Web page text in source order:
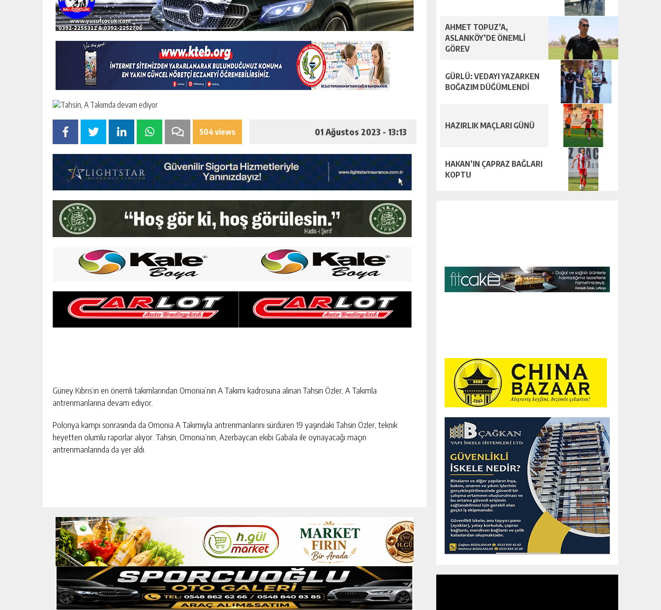
504 views 01 Ağustos 2023 - 13:13
Güney Kıbrıs’ın en önemli takımlarından Omonia’nın A Takımı kadrosuna alınan Tahsin Özler, A Takımla
antrenmanlarına devam ediyor.
Polonya kampı sonrasında da Omonia A Takımıyla antrenmanlarını sürdüren 19 yaşındaki Tahsin Özler, teknik
heyetten olumlu raporlar alıyor. Tahsin, Omonia’nın, Azerbaycan ekibi Gabala ile oynayacağı maçın
antrenmanlarında da yer aldı.
AHMET TOPUZ’A,
ASLANKÖY’DE ÖNEMLİ
GÖREV
GÜRLÜ: VEDAYI YAZARKEN
BOĞAZIM DÜĞÜMLENDİ
HAZIRLIK MAÇLARI GÜNÜ
HAKAN’IN ÇAPRAZ BAĞLARI
KOPTU